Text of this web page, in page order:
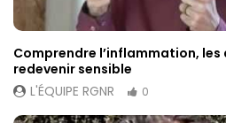
Comprendre l’inflammation,
redevenir sensible
L'ÉQUIPE RGNR
0